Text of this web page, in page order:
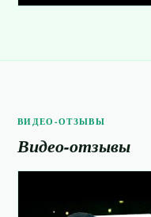
ВИДЕО-ОТЗЫВЫ
Видео-отзывы